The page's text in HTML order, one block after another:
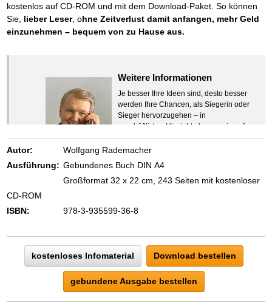
kostenlos auf CD-ROM und mit dem Download-Paket. So können
Sie, lieber Leser, ohne Zeitverlust damit anfangen, mehr Geld
einzunehmen – bequem von zu Hause aus.
Weitere Informationen
Je besser Ihre Ideen sind, desto besser
werden Ihre Chancen, als Siegerin oder
Sieger hervorzugehen – in
geschäftlicher Hinsicht ebenso wie auf
beruflichem oder privatem Gebiet. Denn
eins ist todsicher:
Zeigen Sie mit der Maus hierhin, um
Autor:
Wolfgang Rademacher
Ausführung: Gebundenes Buch DIN A4
Großformat 32 x 22 cm, 243 Seiten mit kostenloser
CD-ROM
ISBN:
978-3-935599-36-8
kostenloses Infomaterial Download bestellen
gebundene Ausgabe bestellen